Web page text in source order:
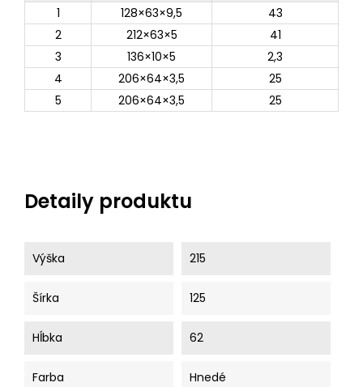
1
128×63×9,5
43
2
212×63×5
41
3
136×10×5
2,3
4
206×64×3,5
25
5
206×64×3,5 25
Detaily produktu
Výška 215
Šírka 125
Hĺbka 62
Farba Hnedé